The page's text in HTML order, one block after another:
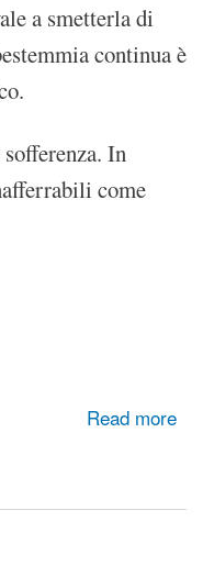
a smetterla di
continua è
In
come
Read more